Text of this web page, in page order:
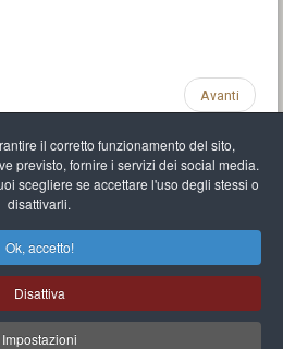
il corretto funzionamento del sito,
previsto, fornire i servizi dei social media.
scegliere se accettare l'uso degli stessi o
disattivarli.
Ok, accetto!
Disattiva
Impostazioni
Avanti
Mappa del sito
Brennenstuhl
scultore e pittore
/ 17 83430 Saint-Mandrier-sur-Mer,Provence-
Côte d'Azur-France